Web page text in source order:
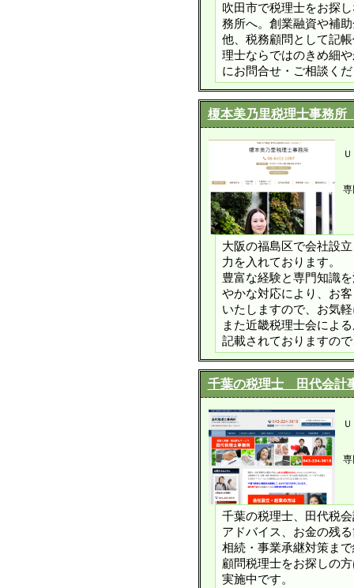
吹田市で税理士をお探
務所へ。創業融資や補
他、税務顧問として記
理士ならではのきめ細
にお問合せ・ご相談く
榎本美乃里税理士事務所
専
大阪の福島区で会社設
力を入れております。
豊富な経験と専門知識
やかな対応により、お
いたしますので、お気
また近畿税理士会によ
記載されておりますの
千葉の税理士 田代会計
専
千葉の税理士、田代税
アドバイス、お金の残
相続・事業承継対策ま
顧問税理士をお探しの
実施中です。